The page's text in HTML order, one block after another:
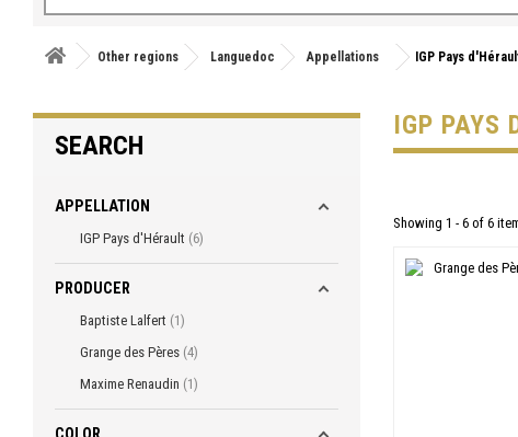
Other regions Languedoc Appellations IGP Pays
SEARCH
APPELLATION
IGP Pays d'Hérault 6
PRODUCER
Baptiste Lalfert 1
Grange des Pères 4
Maxime Renaudin 1
IGP PAYS
Showing 1 - 6 of 6